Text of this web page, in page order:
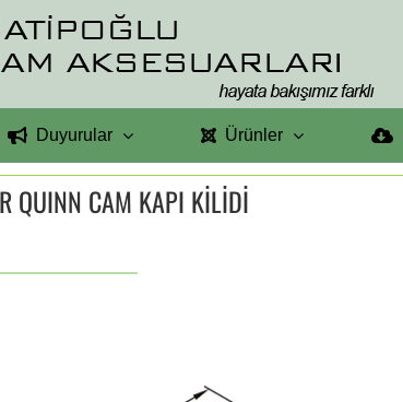
Duyurular Ürünler
QUINN CAM KAPI KİLİDİ